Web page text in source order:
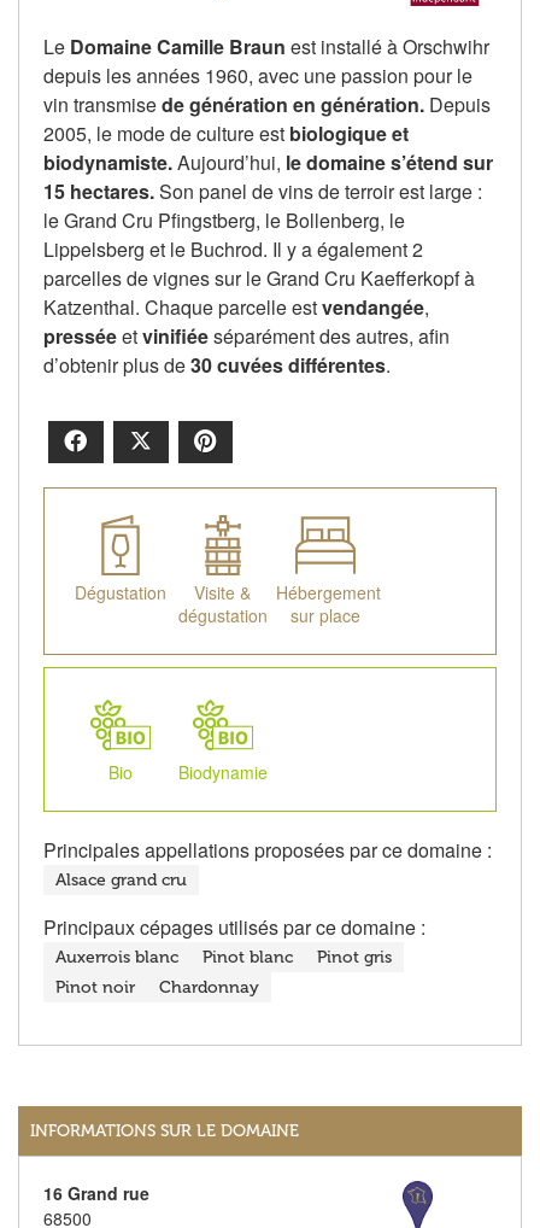
Le Domaine Camille Braun est installé à Orschwihr
depuis les années 1960, avec une passion pour le
vin transmisede génération en génération. Depuis
2005, le mode de culture est biologique et
biodynamiste.Aujourd’hui, le domaine s’étend sur
15 hectares.Son panel de vins de terroir est large :
le Grand Cru Pfingstberg, le Bollenberg, le
Lippelsberg et le Buchrod. Il y a également 2
parcelles de vignes sur le Grand Cru Kaefferkopf à
Katzenthal. Chaque parcelle estvendangée,
presséeetvinifiéeséparément des autres, afin
d’obtenir plus de30 cuvées différentes.
Facebook
Dégustation
Visite &
dégustation
Hébergement
sur place
Bio Biodynamie
Principales appellations proposées par ce domaine :
Alsace grand cru
Principaux cépages utilisés par ce domaine :
Auxerrois blanc Pinot blanc
Pinot gris
Pinot noir
Chardonnay
INFORMATIONS SUR LE DOMAINE
16 Grand rue
68500